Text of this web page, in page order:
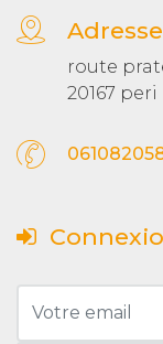
Adresse
route
20167 peri